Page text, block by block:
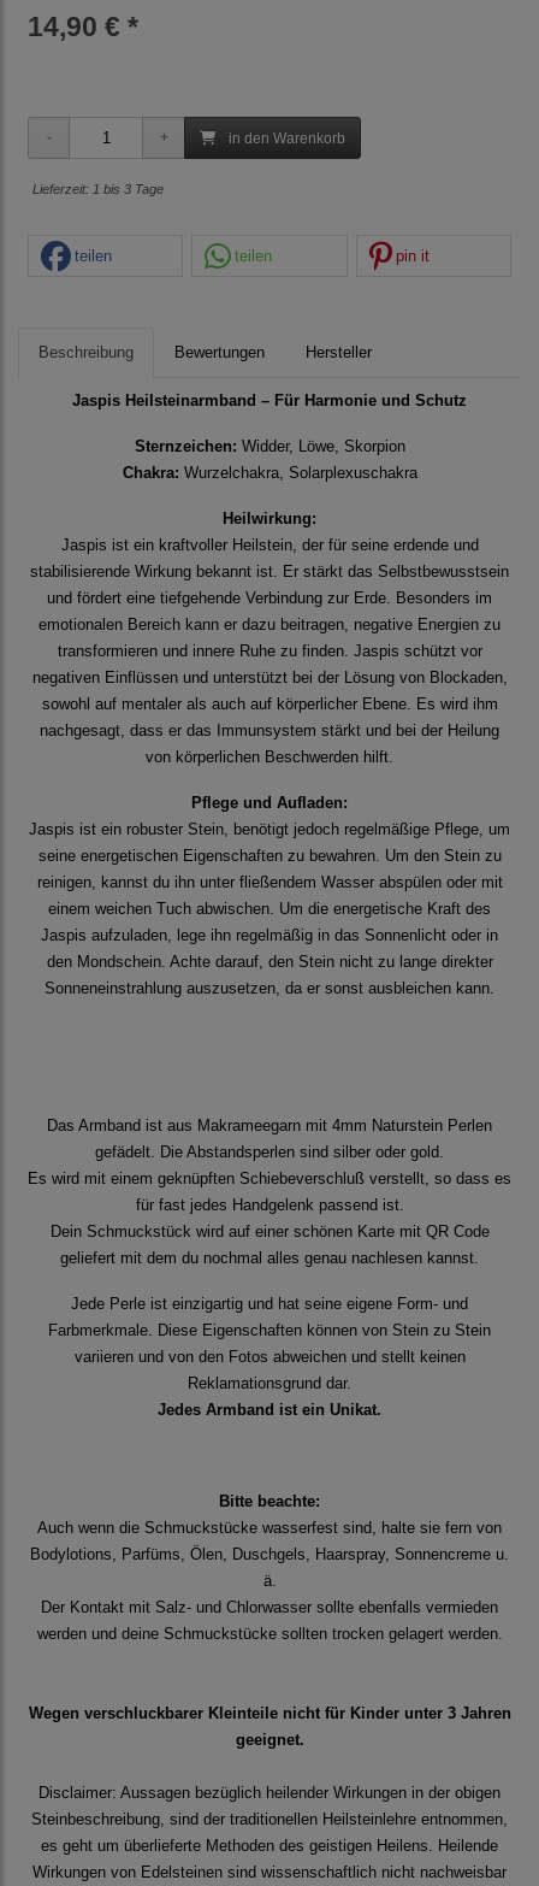
14,90 € *
in den Warenkorb
Lieferzeit: 1 bis 3 Tage
teilen teilen pin it
Beschreibung Bewertungen Hersteller
Jaspis Heilsteinarmband – Für Harmonie und Schutz
Sternzeichen: Widder, Löwe, Skorpion
Chakra: Wurzelchakra, Solarplexuschakra
Heilwirkung:
Jaspis ist ein kraftvoller Heilstein, der für seine erdende und
stabilisierende Wirkung bekannt ist. Er stärkt das Selbstbewusstsein
und fördert eine tiefgehende Verbindung zur Erde. Besonders im
emotionalen Bereich kann er dazu beitragen, negative Energien zu
transformieren und innere Ruhe zu finden. Jaspis schützt vor
negativen Einflüssen und unterstützt bei der Lösung von Blockaden,
sowohl auf mentaler als auch auf körperlicher Ebene. Es wird ihm
nachgesagt, dass er das Immunsystem stärkt und bei der Heilung
von körperlichen Beschwerden hilft.
Pflege und Aufladen:
Jaspis ist ein robuster Stein, benötigt jedoch regelmäßige Pflege, um
seine energetischen Eigenschaften zu bewahren. Um den Stein zu
reinigen, kannst du ihn unter fließendem Wasser abspülen oder mit
einem weichen Tuch abwischen. Um die energetische Kraft des
Jaspis aufzuladen, lege ihn regelmäßig in das Sonnenlicht oder in
den Mondschein. Achte darauf, den Stein nicht zu lange direkter
Sonneneinstrahlung auszusetzen, da er sonst ausbleichen kann.
Das Armband ist aus Makrameegarn mit 4mm Naturstein Perlen
gefädelt. Die Abstandsperlen sind silber oder gold.
Es wird mit einem geknüpften Schiebeverschluß verstellt, so dass es
für fast jedes Handgelenk passend ist.
Dein Schmuckstück wird auf einer schönen Karte mit QR Code
geliefert mit dem du nochmal alles genau nachlesen kannst.
Jede Perle ist einzigartig und hat seine eigene Form- und
Farbmerkmale. Diese Eigenschaften können von Stein zu Stein
variieren und von den Fotos abweichen und stellt keinen
Reklamationsgrund dar.
Jedes Armband ist ein Unikat.
Bitte beachte:
Auch wenn die Schmuckstücke wasserfest sind, halte sie fern von
Bodylotions, Parfüms, Ölen, Duschgels, Haarspray, Sonnencreme u.
ä.
Der Kontakt mit Salz- und Chlorwasser sollte ebenfalls vermieden
werden und deine Schmuckstücke sollten trocken gelagert werden.
Wegen verschluckbarer Kleinteile nicht für Kinder unter 3 Jahren
geeignet.
Disclaimer: Aussagen bezüglich heilender Wirkungen in der obigen
Steinbeschreibung, sind der traditionellen Heilsteinlehre entnommen,
es geht um überlieferte Methoden des geistigen Heilens. Heilende
Wirkungen von Edelsteinen sind wissenschaftlich nicht nachweisbar